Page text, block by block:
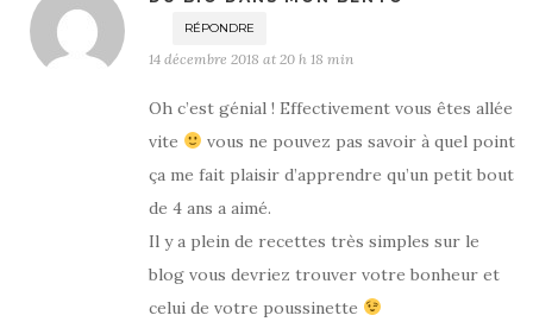
RÉPONDRE
14 décembre 2018 at 20 h 18 min
Oh c’est génial ! Effectivement vous êtes allée
vite
vous ne pouvez pas savoir à quel point
ça me fait plaisir d’apprendre qu’un petit bout
de 4 ans a aimé.
Il y a plein de recettes très simples sur le
blog vous devriez trouver votre bonheur et
celui de votre poussinette